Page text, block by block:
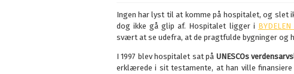
Ingen har lyst til at komme på hospitalet, og slet
dog ikke gå glip af. Hospitalet ligger i BYDELEN
svært at se udefra, at de pragtfulde bygninger
I 1997 blev hospitalet sat på UNESCOs
erklærede i sit testamente, at han ville